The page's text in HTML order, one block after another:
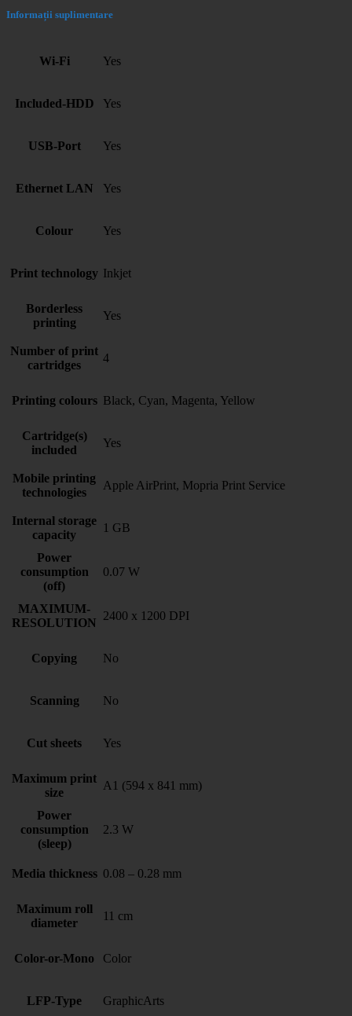
Informații suplimentare
Wi-Fi Yes
Included-HDD Yes
USB-Port Yes
Ethernet LAN Yes
Colour Yes
Print technology Inkjet
Borderless
printing
Yes
Number of print
cartridges
4
Printing colours Black, Cyan, Magenta, Yellow
Cartridge(s)
included
Yes
Mobile printing
technologies
Apple AirPrint, Mopria Print Service
Internal storage
capacity
1 GB
Power
consumption
(off)
0.07 W
MAXIMUM-
RESOLUTION
2400 x 1200 DPI
Copying No
Scanning No
Cut sheets Yes
Maximum print
size
A1 (594 x 841 mm)
Power
consumption
(sleep)
2.3 W
Media thickness 0.08 – 0.28 mm
Maximum roll
diameter
11 cm
Color-or-Mono Color
LFP-Type GraphicArts